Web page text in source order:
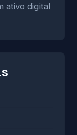
ativo digital